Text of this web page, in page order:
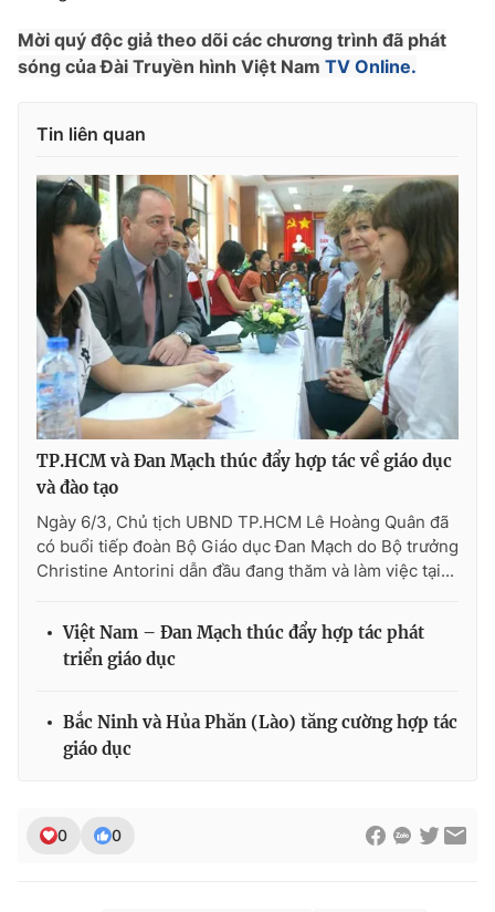
Email:toasoan@vtv.vn
Liên hệ quảng cáo:024-7300.7108
® Cấm sao chép dưới mọi hình thức nếu không có sự chấp
thuận bằng văn bản. Ghi rõ nguồn VTV.vn khi phát hành lại
thông tin từ website này.
Mời quý độc giả theo dõi các chương trình đã phát
sóng của Đài Truyền hình Việt Nam TV Online.
Tin liên quan
TP.HCM và Đan Mạch thúc đẩy hợp tác về giáo dục
và đào tạo
Ngày 6/3, Chủ tịch UBND TP.HCM Lê Hoàng Quân đã
có buổi tiếp đoàn Bộ Giáo dục Đan Mạch do Bộ trưởng
Christine Antorini dẫn đầu đang thăm và làm việc tại...
Việt Nam – Đan Mạch thúc đẩy hợp tác phát
triển giáo dục
Bắc Ninh và Hủa Phăn (Lào) tăng cường hợp tác
giáo dục
0 0